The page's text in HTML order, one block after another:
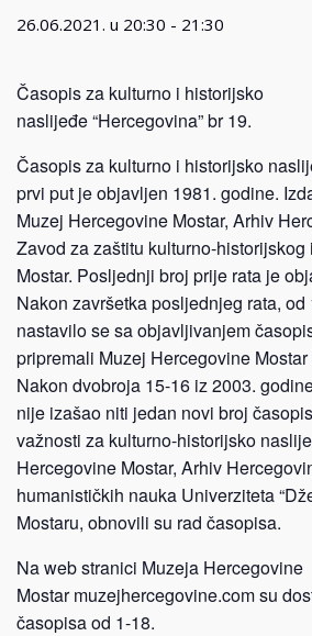
26.06.2021. u 20:30 - 21:30
Časopis za kulturno i historijsko
naslijeđe “Hercegovina” br 19.
Časopis za kulturno i historijsko
prvi put je objavljen 1981. godine.
Muzej Hercegovine Mostar, Arhiv
Zavod za zaštitu kulturno-
Mostar. Posljednji broj prije rata je
Nakon završetka posljednjeg rata,
nastavilo se sa objavljivanjem
pripremali Muzej Hercegovine
Nakon dvobroja 15-16 iz 2003.
nije izašao niti jedan novi broj
važnosti za kulturno-historijsko
Hercegovine Mostar, Arhiv
humanističkih nauka Univerziteta
Mostaru, obnovili su rad časopisa.
Na web stranici Muzeja Hercegovine
Mostarmuzejhercegovine.comsu
časopisa od 1-18.